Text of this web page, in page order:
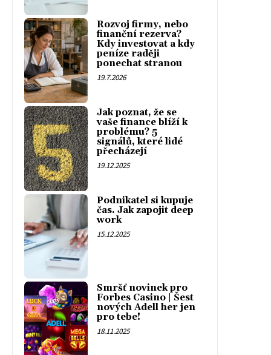
Rozvoj firmy, nebo
finanční rezerva?
Kdy investovat a kdy
peníze raději
ponechat stranou
19.7.2026
Jak poznat, že se
vaše finance blíží k
problému? 5
signálů, které lidé
přecházejí
19.12.2025
Podnikatel si kupuje
čas. Jak zapojit deep
work
15.12.2025
Smršť novinek pro
Forbes Casino | Šest
nových Adell her jen
pro tebe!
18.11.2025